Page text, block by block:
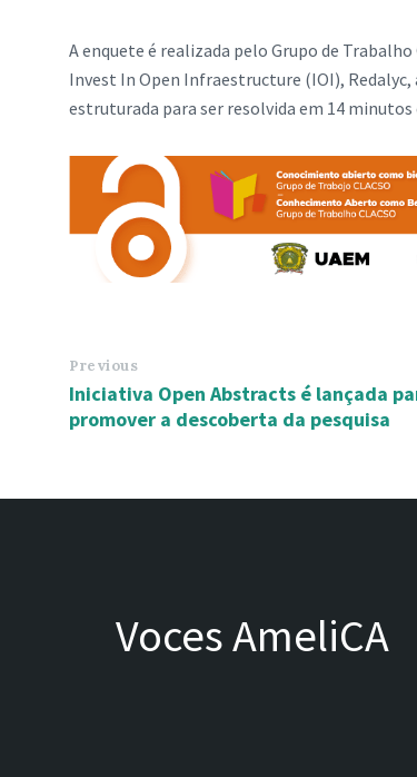
A enquete é realizada pelo Grupo de
Invest In Open Infraestructure (IOI), Redalyc,
estruturada para ser resolvida em 14 minutos
Previous
Iniciativa Open Abstracts é lançada
promover a descoberta da pesquisa
Voces AmeliCA